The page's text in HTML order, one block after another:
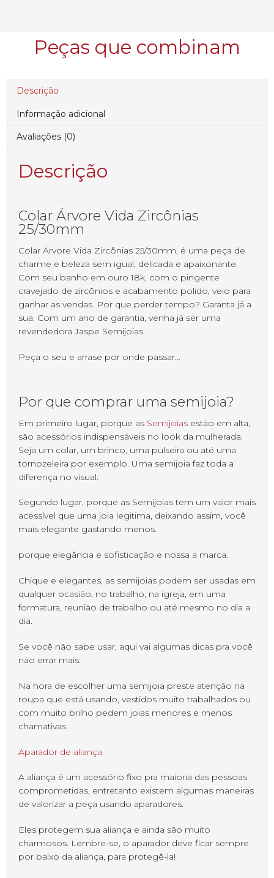
Peças que combinam
Descrição
Informação adicional
Avaliações (0)
Descrição
Colar Árvore Vida Zircônias
25/30mm
Colar Árvore Vida Zircônias 25/30mm, é uma peça de
charme e beleza sem igual, delicada e apaixonante.
Com seu banho em ouro 18k, com o pingente
cravejado de zircônios e acabamento polido, veio para
ganhar as vendas. Por que perder tempo? Garanta já a
sua. Com um ano de garantia, venha já ser uma
revendedora Jaspe Semijoias.
Peça o seu e arrase por onde passar…
Por que comprar uma semijoia?
Em primeiro lugar, porque as Semijoias estão em alta,
são acessórios indispensáveis no look da mulherada.
Seja um colar, um brinco, uma pulseira ou até uma
tornozeleira por exemplo. Uma semijoia faz toda a
diferença no visual.
Segundo lugar, porque as Semijoias tem um valor mais
acessível que uma joia legitima, deixando assim, você
mais elegante gastando menos.
porque elegância e sofisticação e nossa a marca.
Chique e elegantes, as semijoias podem ser usadas em
qualquer ocasião, no trabalho, na igreja, em uma
formatura, reunião de trabalho ou até mesmo no dia a
dia.
Se você não sabe usar, aqui vai algumas dicas pra você
não errar mais:
Na hora de escolher uma semijoia preste atenção na
roupa que está usando, vestidos muito trabalhados ou
com muito brilho pedem joias menores e menos
chamativas.
Aparador de aliança
A aliança é um acessório fixo pra maioria das pessoas
comprometidas, entretanto existem algumas maneiras
de valorizar a peça usando aparadores.
Eles protegem sua aliança e ainda são muito
charmosos. Lembre-se, o aparador deve ficar sempre
por baixo da aliança, para protegê-la!